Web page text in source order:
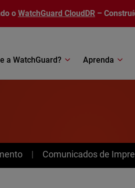
o WatchGuard CloudDR –
a WatchGuard? Aprenda
Comunicados de